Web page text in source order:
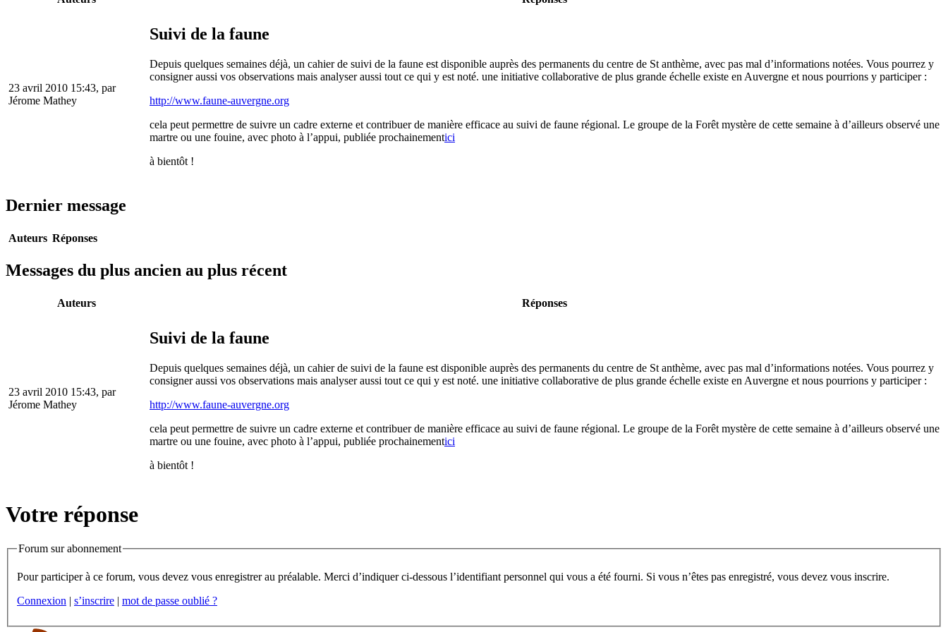
23 avril 2010 15:43, par
Jérome Mathey
Suivi de la faune
Depuis quelques semaines déjà, un cahier de suivi de la faune est disponible auprès des permanents du centre de St anthème, avec pas mal d’informations notées. Vous pourrez y
consigner aussi vos observations mais analyser aussi tout ce qui y est noté. une initiative collaborative de plus grande échelle existe en Auvergne et nous pourrions y participer :
http://www.faune-auvergne.org
cela peut permettre de suivre un cadre externe et contribuer de manière efficace au suivi de faune régional. Le groupe de la Forêt mystère de cette semaine à d’ailleurs observé une
martre ou une fouine, avec photo à l’appui, publiée prochainementici
à bientôt !
Dernier message
Auteurs Réponses
Messages du plus ancien au plus récent
Auteurs Réponses
23 avril 2010 15:43, par
Jérome Mathey
Suivi de la faune
Depuis quelques semaines déjà, un cahier de suivi de la faune est disponible auprès des permanents du centre de St anthème, avec pas mal d’informations notées. Vous pourrez y
consigner aussi vos observations mais analyser aussi tout ce qui y est noté. une initiative collaborative de plus grande échelle existe en Auvergne et nous pourrions y participer :
http://www.faune-auvergne.org
cela peut permettre de suivre un cadre externe et contribuer de manière efficace au suivi de faune régional. Le groupe de la Forêt mystère de cette semaine à d’ailleurs observé une
martre ou une fouine, avec photo à l’appui, publiée prochainementici
à bientôt !
Votre réponse
Forum sur abonnement
Pour participer à ce forum, vous devez vous enregistrer au préalable. Merci d’indiquer ci-dessous l’identifiant personnel qui vous a été fourni. Si vous n’êtes pas enregistré, vous devez vous inscrire.
Connexion | s’inscrire | mot de passe oublié ?